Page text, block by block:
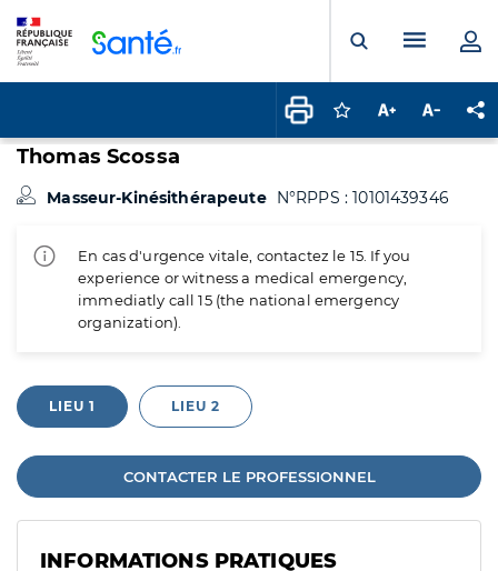
Ouvrir laMenu
Connectez-vous
Augmenter la
Thomas Scossa
Masseur-Kinésithérapeute N°RPPS : 10101439346
En cas d'urgence vitale, contactez le 15. If you
experience or witness a medical emergency,
immediatly call 15 (the national emergency
organization).
LIEU 1 LIEU 2
CONTACTER LE PROFESSIONNEL
INFORMATIONS PRATIQUES